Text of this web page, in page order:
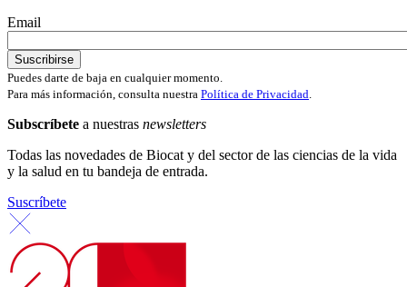
Email
Puedes darte de baja en cualquier momento.
Para más información, consulta nuestra Política de Privacidad
Subscríbete a nuestras newsletters
Todas las novedades de Biocat y del sector de las ciencias de la vida
y la salud en tu bandeja de entrada.
Suscríbete